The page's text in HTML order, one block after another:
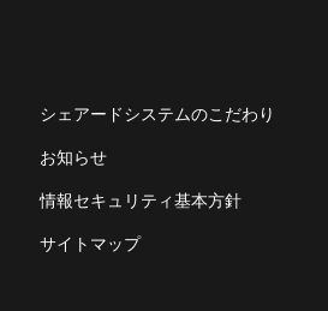
シェアードシステムのこだわり
お知らせ
情報セキュリティ基本方針
サイトマップ